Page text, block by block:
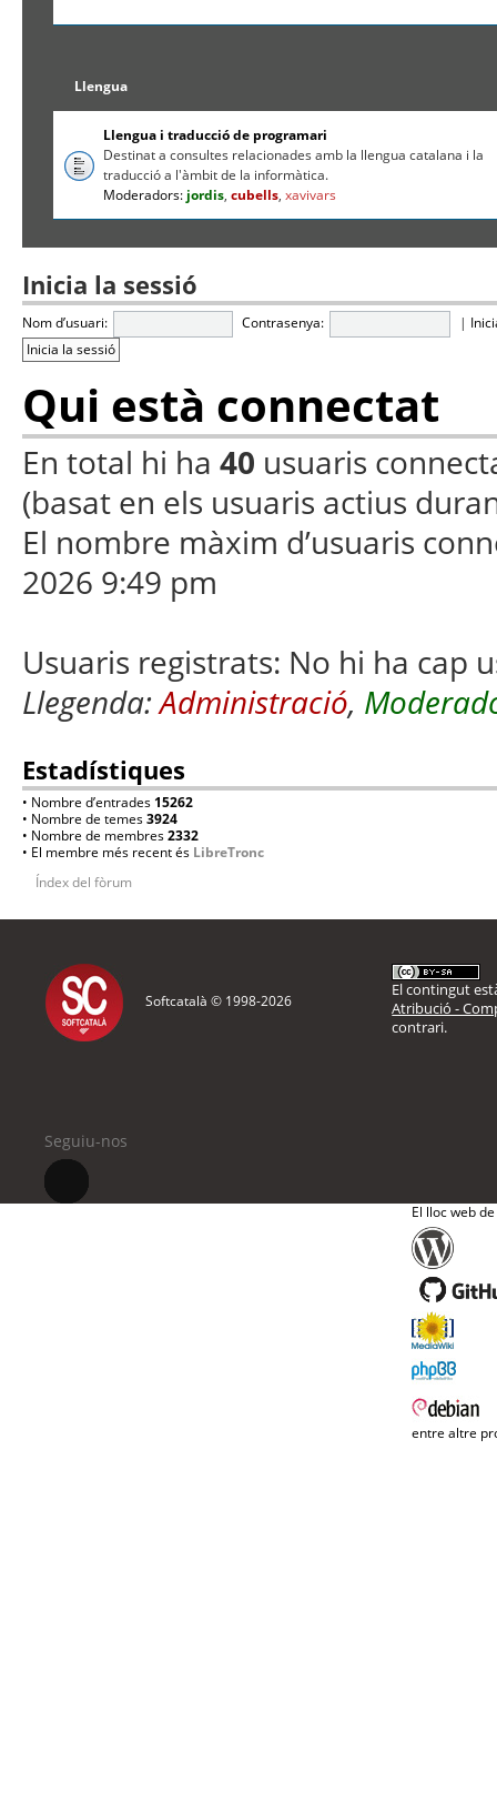
Llengua
Llengua i traducció de programari
Destinat a consultes relacionades amb la llengua catalana i la
traducció a l'àmbit de la informàtica.
Moderadors: jordis,cubells,xavivars
Inicia la sessió
Nom d’usuari: Contrasenya: |
Qui està connectat
En total hi ha 40 usuaris
(basat en els usuaris actius
El nombre màxim d’usuaris
2026 9:49 pm
Usuaris registrats: No hi ha cap
Llegenda:Administració,
Estadístiques
• Nombre d’entrades 15262
• Nombre de temes3924
• Nombre de membres2332
• El membre més recent és LibreTronc
Índex del fòrum
Softcatalà © 1998-2026
El contingut
Atribució -
contrari.
Seguiu-nos
El lloc web
entre altre